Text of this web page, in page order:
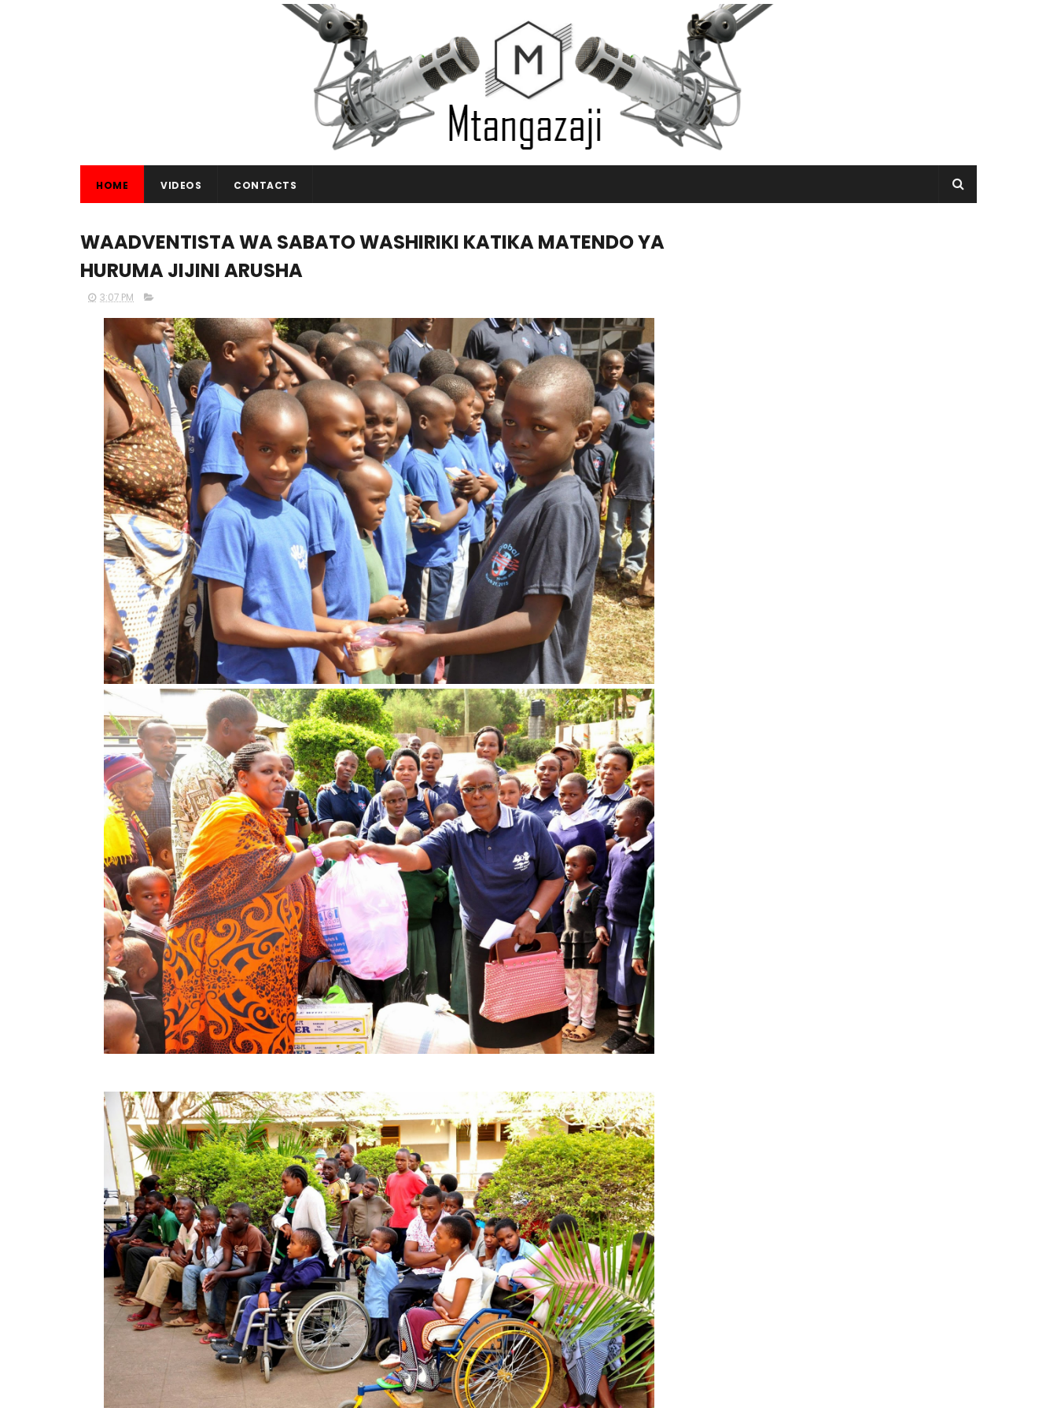
HOME VIDEOS CONTACTS
WAADVENTISTA WA SABATO WASHIRIKI KATIKA MATENDO YA
HURUMA JIJINI ARUSHA
3:07 PM